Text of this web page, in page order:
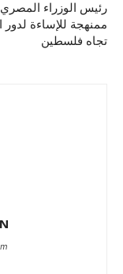
رئيس الوزراء
ممنهجة للإساءة لدور
تجاه فلسطين